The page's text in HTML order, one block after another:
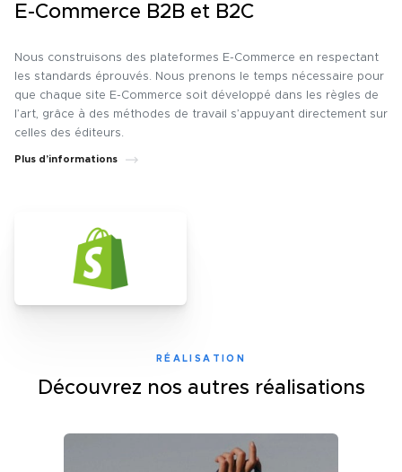
E-Commerce B2B et B2C
Nous construisons des plateformes E-Commerce en respectant
les standards éprouvés. Nous prenons le temps nécessaire pour
que chaque site E-Commerce soit développé dans les règles de
l’art, grâce à des méthodes de travail s’appuyant directement sur
celles des éditeurs.
Plus d’informations
RÉALISATION
Découvrez nos autres réalisations